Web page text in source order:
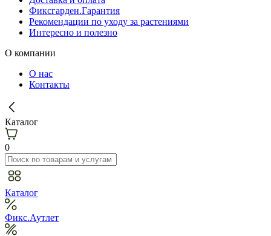
Фиксгарден.Гарантия
Рекомендации по уходу за растениями
Интересно и полезно
О компании
О нас
Контакты
Каталог
0
Каталог
Фикс.Аутлет